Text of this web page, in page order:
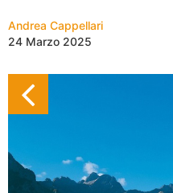
Andrea Cappellari
24 Marzo 2025